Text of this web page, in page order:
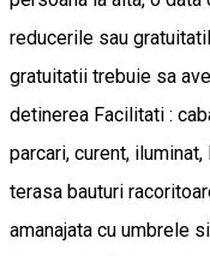
reducerile sau
gratuitatii trebuie sa
detinerea Facilitati :
parcari, curent,
terasa bauturi
amanajata cu umbrele